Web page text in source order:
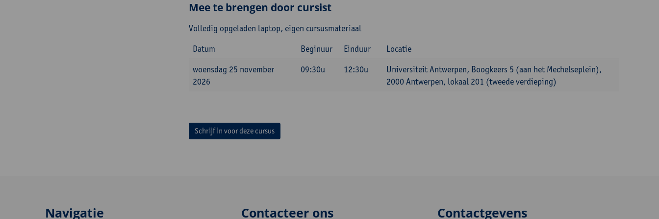
Mee te brengen door cursist
Volledig opgeladen laptop, eigen cursusmateriaal
Datum
Beginuur Einduur
Locatie
woensdag 25 november
2026
09:30u 12:30u
Universiteit Antwerpen, Boogkeers 5 (aan het Mechelseplein),
2000 Antwerpen, lokaal 201 (tweede verdieping)
Schrijf in voor deze cursus
Navigatie Contacteer ons Contactgevens